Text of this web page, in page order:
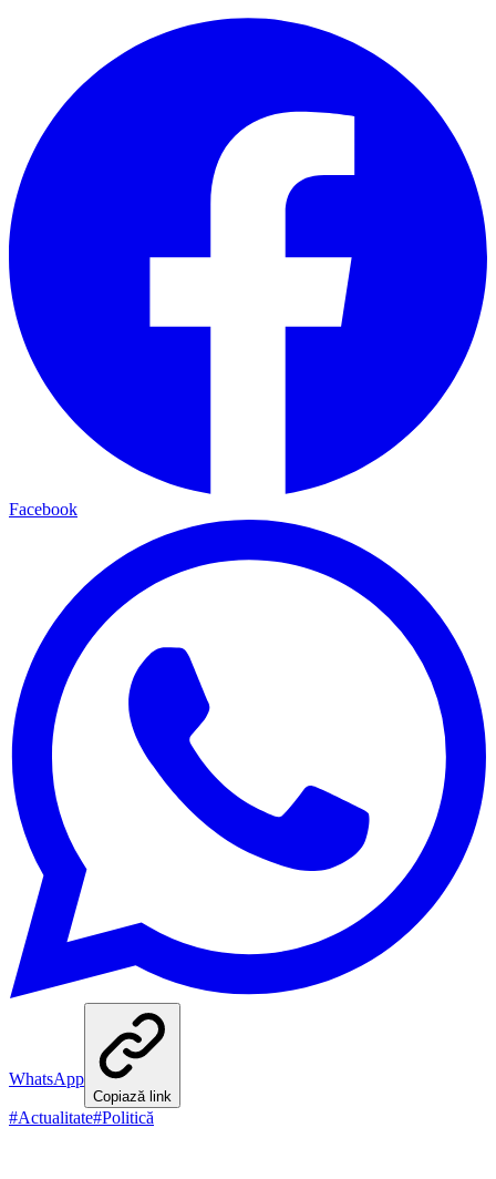
Facebook
WhatsApp
Copiază link
#Actualitate#Politică